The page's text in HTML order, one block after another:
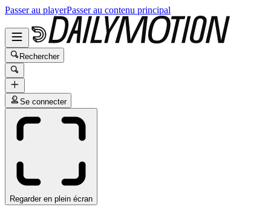
Passer au playerPasser au contenu principal
Rechercher
Se connecter
Regarder en plein écran